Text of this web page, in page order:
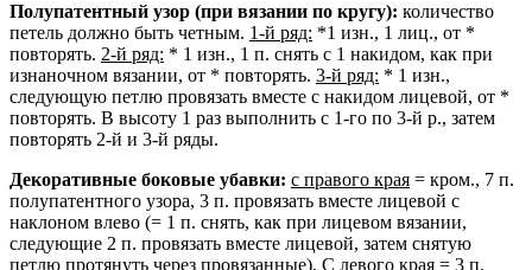
Полупатентный узор (при вязании по кругу): количество
петель должно быть четным. 1-й ряд: *1 изн., 1 лиц., от *
повторять. 2-й ряд: * 1 изн., 1 п. снять с 1 накидом, как при
изнаночном вязании, от * повторять. 3-й ряд: * 1 изн.,
следующую петлю провязать вместе с накидом лицевой, от *
повторять. В высоту 1 раз выполнить с 1-го по 3-й р., затем
повторять 2-й и 3-й ряды.
Декоративные боковые убавки: с правого края = кром., 7 п.
полупатентного узора, 3 п. провязать вместе лицевой с
наклоном влево (= 1 п. снять, как при лицевом вязании,
следующие 2 п. провязать вместе лицевой, затем снятую
петлю протянуть через провязанные). С левого края = 3 п.